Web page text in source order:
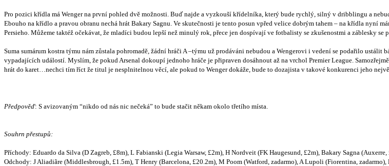
Pro pozici křídla má Wenger na první pohled dvě možnosti. Buď najde a vyzkouší křídelníka, který bude rychlý, silný v dribblingu a
Ebouho na křídlo a pravou obranu nechá hrát Bakary Sagnu. Ve skutečnosti je tento posun vpřed velice dobrým tahem – na křídla nyní
Persieho. Můžeme taktéž očekávat, že mladíci budou lepší než minulý rok, přece jen dospívají ve fotbalisty se zkušenostmi a záblesky
Suma sumárum kostra týmu nám zůstala pohromadě, žádní hráči A –týmu už prodáváni nebudou a Wengerovi i vedení se podařilo ustálit
vypadajících událostí. Myslím, že pokud Arsenal dokoupí jednoho hráče je připraven dosáhnout až na vrchol Premier League.
hrát do karet…nechci tím říct že titul je nesplnitelnou věcí, ale pokud to Wenger dokáže, bude to dozajista v takové konkurenci jeho
Předpověď: S avizovaným “nikdo od nás nic nečeká” to bude stačit někam okolo třetího místa.
Souhrn přestupů:
Příchody: Eduardo da Silva (D Zagreb, £8m), L Fabianski (Legia Warsaw, £2m), H Nordveit (FK Haugesund, £2m), Bakary Sagna (Auxerre,
Odchody: J Aliadiãre (Middlesbrough, £1.5m), T Henry (Barcelona, £20.2m), M Poom (Watford, zadarmo), A Lupoli (Fiorentina,